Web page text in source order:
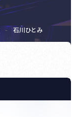
- 石川ひとみ